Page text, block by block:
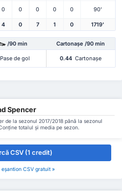
0 0 0 0 0 90'
4 0 7 1 0 1719'
/90 min Cartonașe /90 min
Pase de gol 0.44 Cartonașe
Spencer
de la sezonul 2017/2018 până la sezonul
totalul și media pe sezon.
CSV (1 credit)
CSV gratuit »